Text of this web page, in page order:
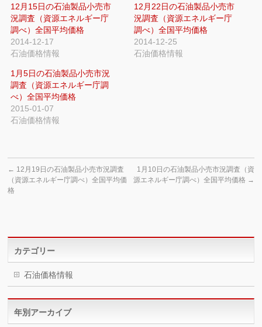
12月15日の石油製品小売市
況調査（資源エネルギー庁
調べ）全国平均価格
2014-12-17
石油価格情報
12月22日の石油製品小売市
況調査（資源エネルギー庁
調べ）全国平均価格
2014-12-25
石油価格情報
1月5日の石油製品小売市況
調査（資源エネルギー庁調
べ）全国平均価格
2015-01-07
石油価格情報
← 12月19日の石油製品小売市況調査
（資源エネルギー庁調べ）全国平均価
格
1月10日の石油製品小売市況調査（資
源エネルギー庁調べ）全国平均価格 →
カテゴリー
石油価格情報
年別アーカイブ